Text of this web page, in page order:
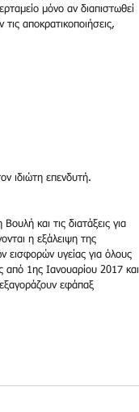
μόνο αν διαπιστωθεί
αποκρατικοποιήσεις,
ιδιώτη επενδυτή.
και τις διατάξεις για
η εξάλειψη της
εισφορών υγείας για όλους
από 1ης Ιανουαρίου 2017 και
εφάπαξ